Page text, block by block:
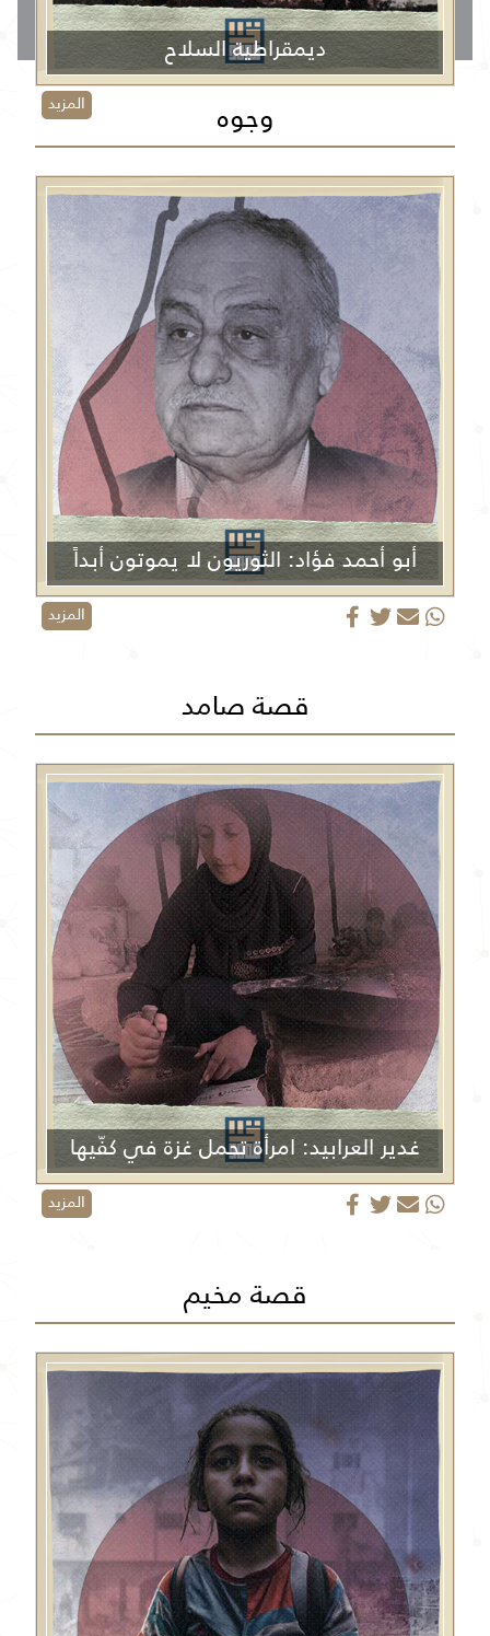
ديمقراطية السلاح
المزيد وجوه
أبو أحمد فؤاد: الثوريون لا يموتون أبداً
المزيد
قصة صامد
غدير العرابيد: امرأة تحمل غزة في كفّيها
المزيد
قصة مخيم